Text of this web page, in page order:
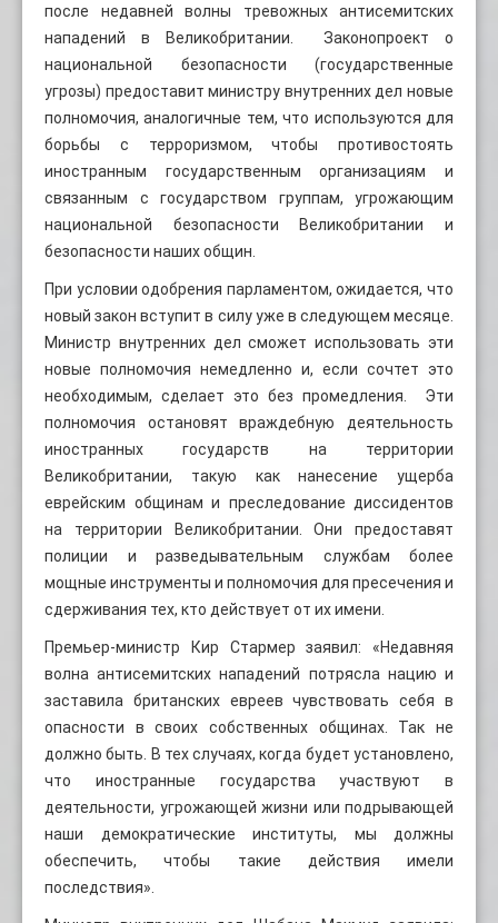
после недавней волны тревожных антисемитских
нападений в Великобритании. Законопроект о
национальной безопасности (государственные
угрозы) предоставит министру внутренних дел новые
полномочия, аналогичные тем, что используются для
борьбы с терроризмом, чтобы противостоять
иностранным государственным организациям и
связанным с государством группам, угрожающим
национальной безопасности Великобритании и
безопасности наших общин.
При условии одобрения парламентом, ожидается, что
новый закон вступит в силу уже в следующем месяце.
Министр внутренних дел сможет использовать эти
новые полномочия немедленно и, если сочтет это
необходимым, сделает это без промедления. Эти
полномочия остановят враждебную деятельность
иностранных государств на территории
Великобритании, такую ​​как нанесение ущерба
еврейским общинам и преследование диссидентов
на территории Великобритании. Они предоставят
полиции и разведывательным службам более
мощные инструменты и полномочия для пресечения и
сдерживания тех, кто действует от их имени.
Премьер-министр Кир Стармер заявил: «Недавняя
волна антисемитских нападений потрясла нацию и
заставила британских евреев чувствовать себя в
опасности в своих собственных общинах. Так не
должно быть. В тех случаях, когда будет установлено,
что иностранные государства участвуют в
деятельности, угрожающей жизни или подрывающей
наши демократические институты, мы должны
обеспечить, чтобы такие действия имели
последствия».